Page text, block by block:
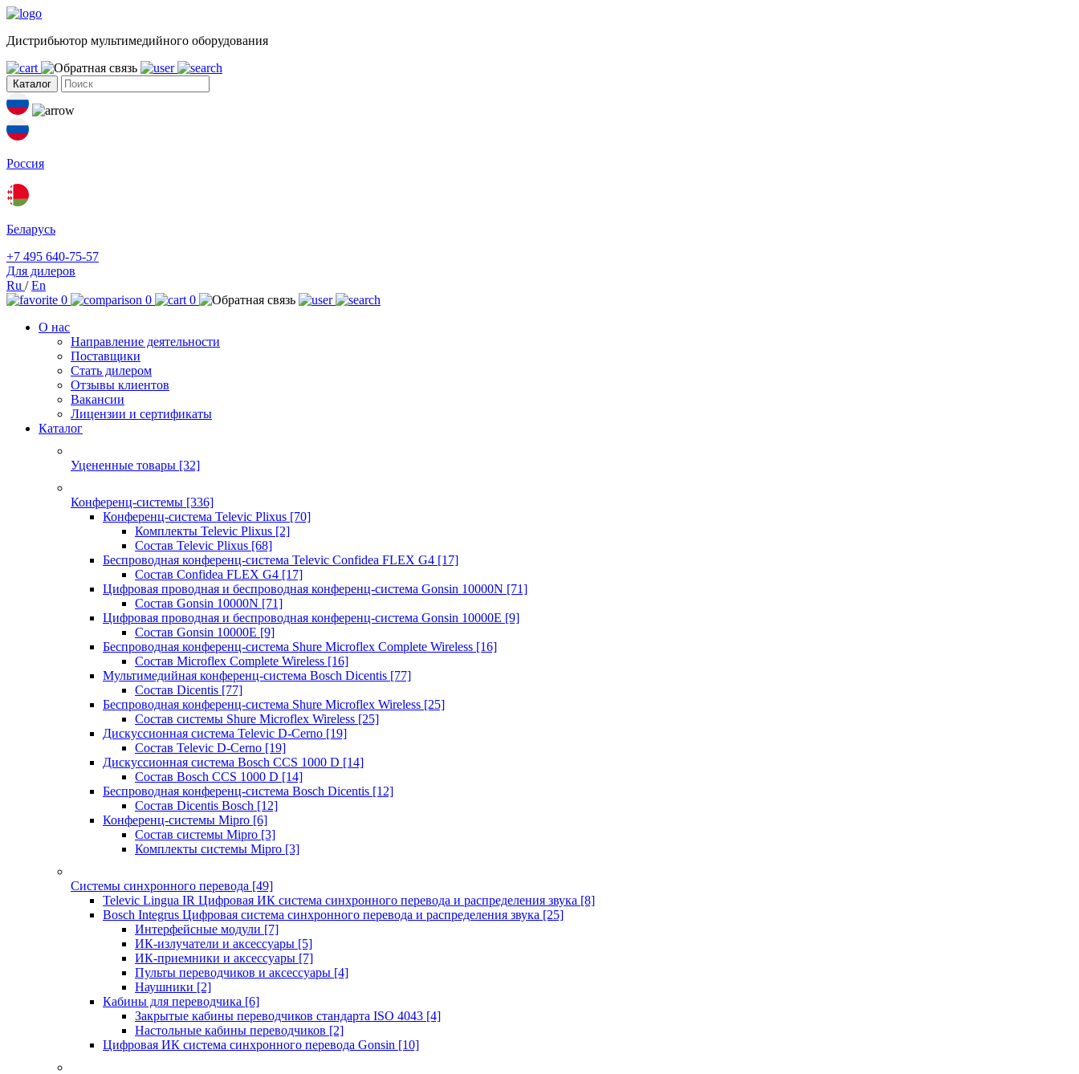
Дистрибьютор мультимедийного оборудования
Каталог
Россия
Беларусь
+7 495 640-75-57
Для дилеров
Ru /En
0
0
0
О нас
Направление деятельности
Поставщики
Стать дилером
Отзывы клиентов
Вакансии
Лицензии и сертификаты
Каталог
Уцененные товары [32]
Конференц-системы [336]
Конференц-система Televic Plixus [70]
Комплекты Televic Plixus [2]
Состав Televic Plixus [68]
Беспроводная конференц-система Televic Confidea FLEX G4 [17]
Состав Confidea FLEX G4 [17]
Цифровая проводная и беспроводная конференц-система Gonsin 10000N [71]
Состав Gonsin 10000N [71]
Цифровая проводная и беспроводная конференц-система Gonsin 10000E [9]
Состав Gonsin 10000E [9]
Беспроводная конференц-система Shure Microflex Complete Wireless [16]
Состав Microflex Complete Wireless [16]
Мультимедийная конференц-система Bosch Dicentis [77]
Состав Dicentis [77]
Беспроводная конференц-система Shure Microflex Wireless [25]
Состав системы Shure Microflex Wireless [25]
Дискуссионная система Televic D-Cerno [19]
Состав Televic D-Cerno [19]
Дискуссионная система Bosch CCS 1000 D [14]
Состав Bosch CCS 1000 D [14]
Беспроводная конференц-система Bosch Dicentis [12]
Состав Dicentis Bosch [12]
Конференц-системы Mipro [6]
Состав системы Mipro [3]
Комплекты системы Mipro [3]
Системы синхронного перевода [49]
Televic Lingua IR Цифровая ИК система синхронного перевода и распределения звука [8]
Bosch Integrus Цифровая система синхронного перевода и распределения звука [25]
Интерфейсные модули [7]
ИК-излучатели и аксессуары [5]
ИК-приемники и аксессуары [7]
Пульты переводчиков и аксессуары [4]
Наушники [2]
Кабины для переводчика [6]
Закрытые кабины переводчиков стандарта ISO 4043 [4]
Настольные кабины переводчиков [2]
Цифровая ИК система синхронного перевода Gonsin [10]